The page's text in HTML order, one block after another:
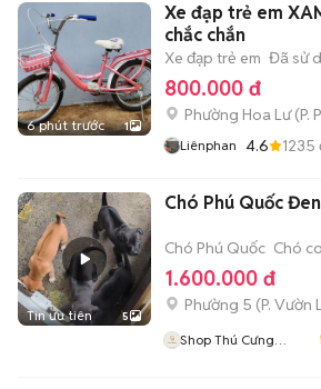
6 phút trước 1
Xe đạp trẻ em
chắc chắn
Xe đạp trẻ em Đã sử
800.000 đ
Phường Hoa Lư(P.
Liênphan 4.6 1235
Tin ưu tiên 5
Chó Phú Quốc
Chó Phú Quốc Chó
1.600.000 đ
Phường 5 (P. Vườn
Shop Thú Cưng